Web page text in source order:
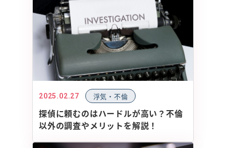
お客様の声
よくあるご質問
会社概要
弁護士紹介
行政書士紹介
探偵読み物
2025.02.27 浮気・不倫
探偵に頼むのはハードルが高い？不倫
以外の調査やメリットを解説！